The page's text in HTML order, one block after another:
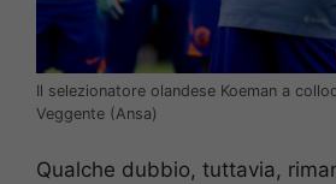
Il selezionatore olandese Koeman a
Veggente (Ansa)
Qualche dubbio, tuttavia,